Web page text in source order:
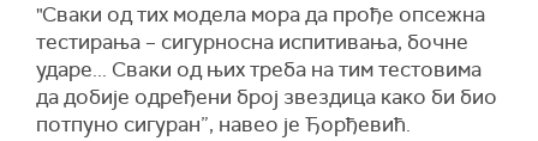
"Сваки од тих модела мора да прође опсежна
тестирања – сигурносна испитивања, бочне
ударе... Сваки од њих треба на тим тестовима
да добије одређени број звездица како би био
потпуно сигуран”, навео је Ђорђевић.